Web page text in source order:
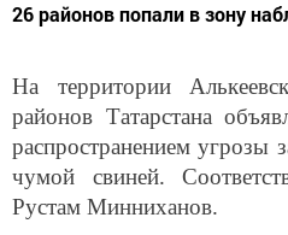
26 районов попали в зону
На территории
районов Татарстана
распространением угрозы
чумой свиней.
Рустам Минниханов.